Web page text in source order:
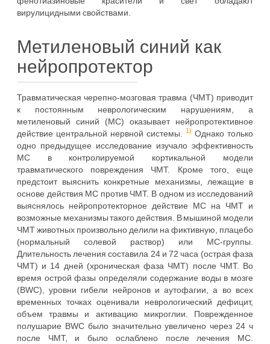
вирулицидными свойствами.
Метиленовый синий как
нейропротектор
Травматическая черепно-мозговая травма (ЧМТ) приводит
к постоянным неврологическим нарушениям, а
метиленовый синий (MС) оказывает нейропротективное
действие центральной нервной системы.
1) Однако только
одно предыдущее исследование изучало эффективность
МС в контролируемой кортикальной модели
травматического повреждения ЧМТ. Кроме того, еще
предстоит выяснить конкретные механизмы, лежащие в
основе действия МС против ЧМТ. В одном из исследований
выяснялось нейропротекторное действие МС на ЧМТ и
возможные механизмы такого действия. В мышиной модели
ЧМТ животных произвольно делили на фиктивную, плацебо
(нормальный солевой раствор) или МС-группы.
Длительность лечения составила 24 и 72 часа (острая фаза
ЧМТ) и 14 дней (хроническая фаза ЧМТ) после ЧМТ. Во
время острой фазы определяли содержание воды в мозге
(BWC), уровни гибели нейронов и аутофагии, а во всех
временных точках оценивали неврологический дефицит,
объем травмы и активацию микроглии. Поврежденное
полушарие BWC было значительно увеличено через 24 ч
после ЧМТ, и было ослаблено после лечения MС.